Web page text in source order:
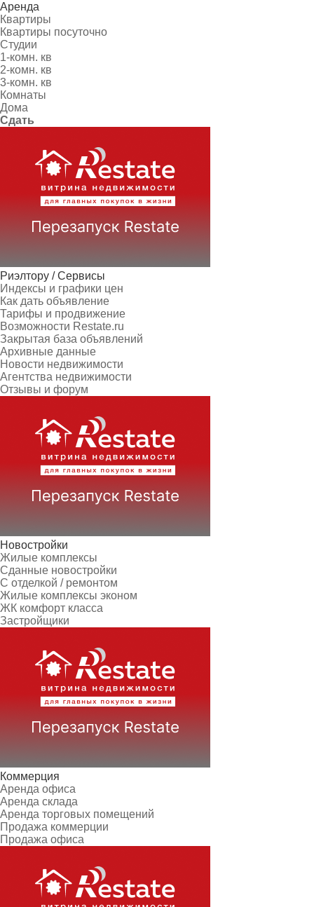
Аренда
Квартиры
Квартиры посуточно
Студии
1-комн. кв
2-комн. кв
3-комн. кв
Комнаты
Дома
Сдать
Риэлтору / Сервисы
Индексы и графики цен
Как дать объявление
Тарифы и продвижение
Возможности Restate.ru
Закрытая база объявлений
Архивные данные
Новости недвижимости
Агентства недвижимости
Отзывы и форум
Новостройки
Жилые комплексы
Сданные новостройки
С отделкой / ремонтом
Жилые комплексы эконом
ЖК комфорт класса
Застройщики
Коммерция
Аренда офиса
Аренда склада
Аренда торговых помещений
Продажа коммерции
Продажа офиса